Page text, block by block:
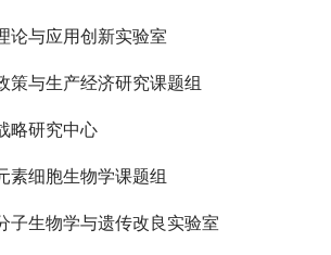
论与应用创新实验室
策与生产经济研究课题组
略研究中心
素细胞生物学课题组
子生物学与遗传改良实验室